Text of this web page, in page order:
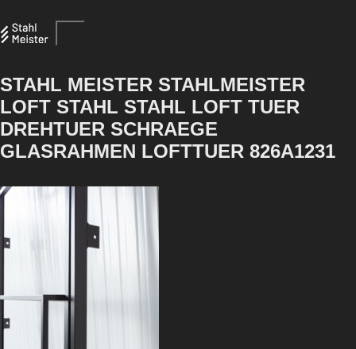
STAHL MEISTER STAHLMEISTER
LOFT STAHL STAHL LOFT TUER
DREHTUER SCHRAEGE
GLASRAHMEN LOFTTUER 826A1231